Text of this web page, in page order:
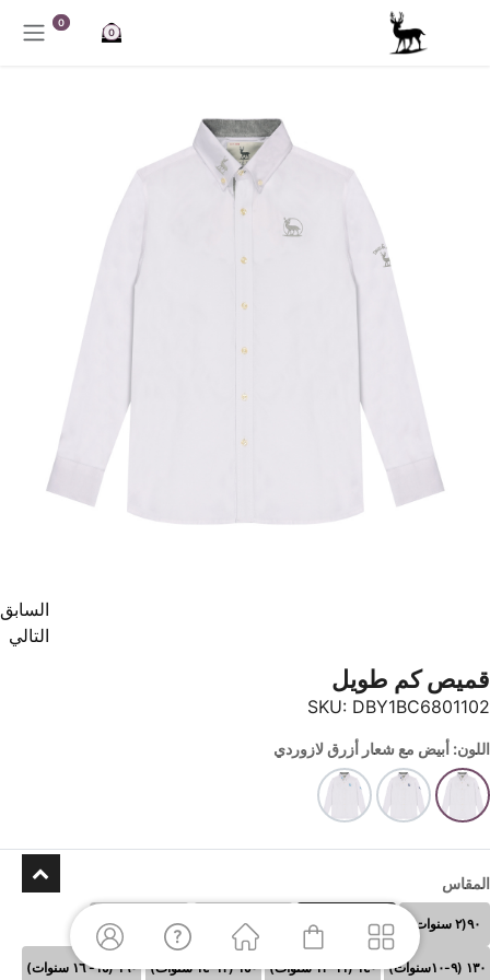
تخطي للذهاب إلى المحتوى
0
0
السابق
التالي
قميص كم طويل
SKU: DBY1BC6801102
اللون: أبيض مع شعار أزرق لازوردي
المقاس
٩٠(٢ سنوات) ١٠٠(٣-٤ سنوات) ١٢٠ (٧-٨سنوات)
١٣٠ (٩-١٠سنوات) ١٤٠ (١١-١٢ سنوات) ١٥٠ (١٣-١٤ سنوات) ١٦٠ (١٥- ١٦ سنوات)